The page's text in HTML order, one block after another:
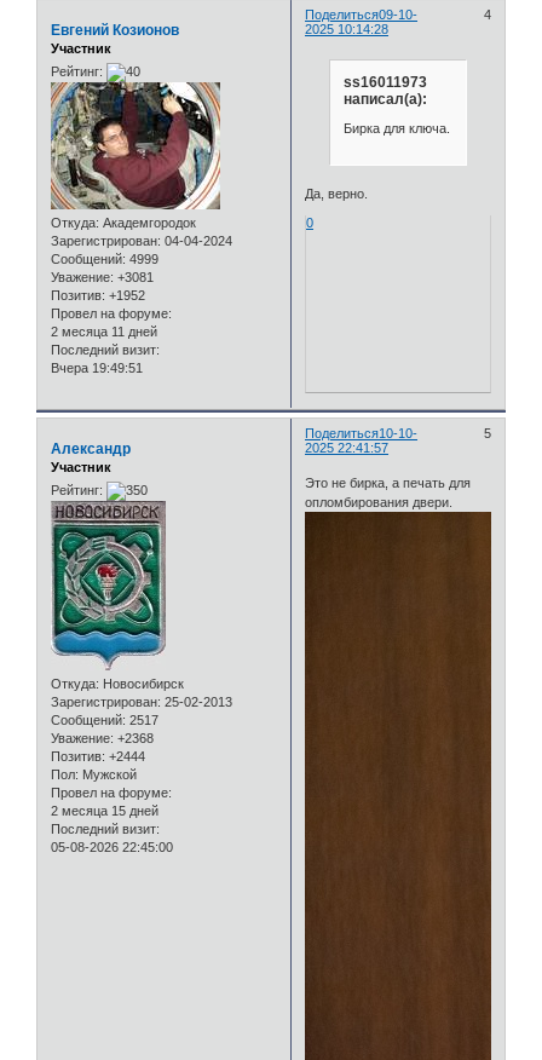
Поделиться 4
09-10-
2025 10:14:28
Евгений Козионов
Участник
Рейтинг:
Откуда: Академгородок
Зарегистрирован: 04-04-2024
Сообщений: 4999
Уважение: +3081
Позитив: +1952
Провел на форуме:
2 месяца 11 дней
Последний визит:
Вчера 19:49:51
ss16011973
написал(а):
Бирка для ключа.
Да, верно.
0
Поделиться 5
10-10-
2025 22:41:57
Александр
Участник
Рейтинг:
Откуда: Новосибирск
Зарегистрирован: 25-02-2013
Сообщений: 2517
Уважение: +2368
Позитив: +2444
Пол: Мужской
Провел на форуме:
2 месяца 15 дней
Последний визит:
05-08-2026 22:45:00
Это не бирка, а печать для
опломбирования двери.